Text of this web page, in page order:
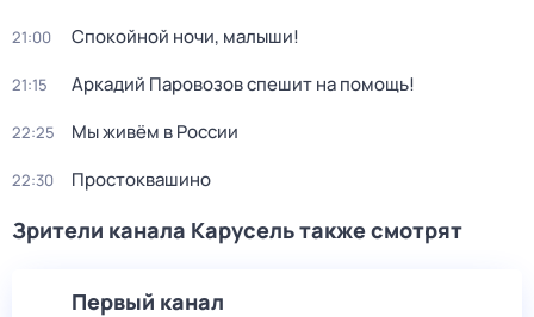
21:00 Спокойной ночи, малыши!
21:15 Аркадий Паровозов спешит на помощь!
22:25 Мы живём в России
22:30 Простоквашино
Зрители канала Карусель также смотрят
Первый канал